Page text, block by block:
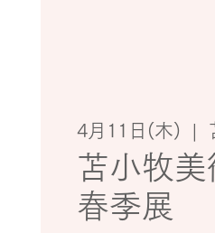
4月11日(木)
  |
苫小牧美
春季展